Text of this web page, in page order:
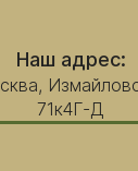
Наш адрес:
71к4Г-Д